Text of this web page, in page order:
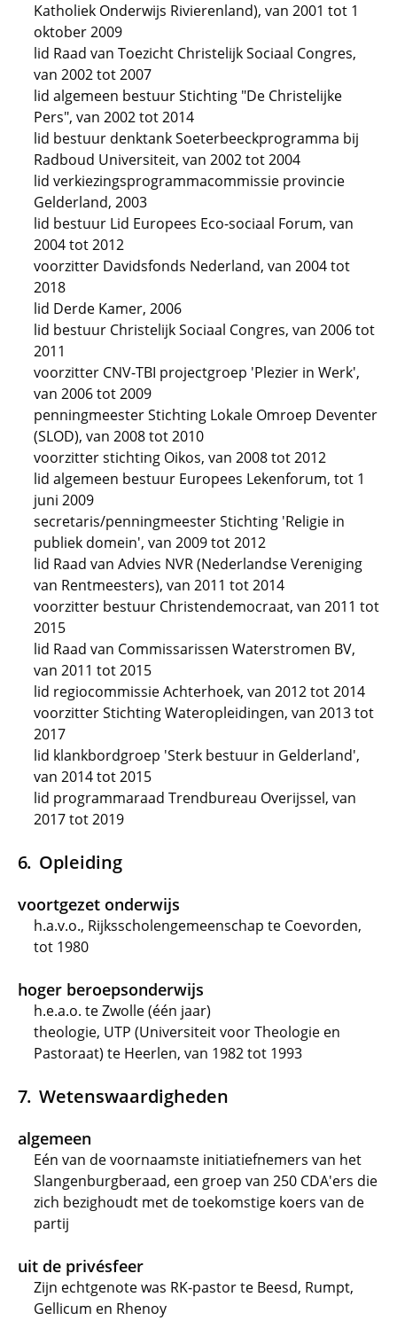
Katholiek Onderwijs Rivierenland), van 2001 tot 1
oktober 2009
lid Raad van Toezicht Christelijk Sociaal Congres,
van 2002 tot 2007
lid algemeen bestuur Stichting "De Christelijke
Pers", van 2002 tot 2014
lid bestuur denktank Soeterbeeckprogramma bij
Radboud Universiteit, van 2002 tot 2004
lid verkiezingsprogrammacommissie provincie
Gelderland, 2003
lid bestuur Lid Europees Eco-sociaal Forum, van
2004 tot 2012
voorzitter Davidsfonds Nederland, van 2004 tot
2018
lid Derde Kamer, 2006
lid bestuur Christelijk Sociaal Congres, van 2006 tot
2011
voorzitter CNV-TBI projectgroep 'Plezier in Werk',
van 2006 tot 2009
penningmeester Stichting Lokale Omroep Deventer
(SLOD), van 2008 tot 2010
voorzitter stichting Oikos, van 2008 tot 2012
lid algemeen bestuur Europees Lekenforum, tot 1
juni 2009
secretaris/penningmeester Stichting 'Religie in
publiek domein', van 2009 tot 2012
lid Raad van Advies NVR (Nederlandse Vereniging
van Rentmeesters), van 2011 tot 2014
voorzitter bestuur Christendemocraat, van 2011 tot
2015
lid Raad van Commissarissen Waterstromen BV,
van 2011 tot 2015
lid regiocommissie Achterhoek, van 2012 tot 2014
voorzitter Stichting Wateropleidingen, van 2013 tot
2017
lid klankbordgroep 'Sterk bestuur in Gelderland',
van 2014 tot 2015
lid programmaraad Trendbureau Overijssel, van
2017 tot 2019
Opleiding
voortgezet onderwijs
h.a.v.o., Rijksscholengemeenschap te Coevorden,
tot 1980
hoger beroepsonderwijs
h.e.a.o. te Zwolle (één jaar)
theologie, UTP (Universiteit voor Theologie en
Pastoraat) te Heerlen, van 1982 tot 1993
Wetenswaardigheden
algemeen
Eén van de voornaamste initiatiefnemers van het
Slangenburgberaad, een groep van 250 CDA'ers die
zich bezighoudt met de toekomstige koers van de
partij
uit de privésfeer
Zijn echtgenote was RK-pastor te Beesd, Rumpt,
Gellicum en Rhenoy